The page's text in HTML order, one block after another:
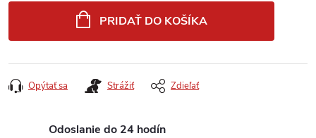
PRIDAŤ DO KOŠÍKA
Opýtať sa Strážiť Zdieľať
Odoslanie do 24 hodín